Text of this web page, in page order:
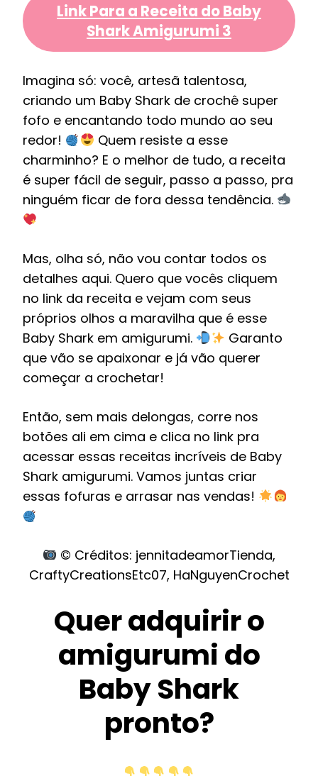
Link Para a Receita do Baby
Shark Amigurumi 3
Imagina só: você, artesã talentosa,
criando um Baby Shark de crochê super
fofo e encantando todo mundo ao seu
redor!
Quem resiste a esse
charminho? E o melhor de tudo, a receita
é super fácil de seguir, passo a passo, pra
ninguém ficar de fora dessa tendência.
Mas, olha só, não vou contar todos os
detalhes aqui. Quero que vocês cliquem
no link da receita e vejam com seus
próprios olhos a maravilha que é esse
Baby Shark em amigurumi.
Garanto
que vão se apaixonar e já vão querer
começar a crochetar!
Então, sem mais delongas, corre nos
botões ali em cima e clica no link pra
acessar essas receitas incríveis de Baby
Shark amigurumi. Vamos juntas criar
essas fofuras e arrasar nas vendas!
© Créditos: jennitadeamorTienda,
CraftyCreationsEtc07, HaNguyenCrochet
Quer adquirir o
amigurumi do
Baby Shark
pronto?